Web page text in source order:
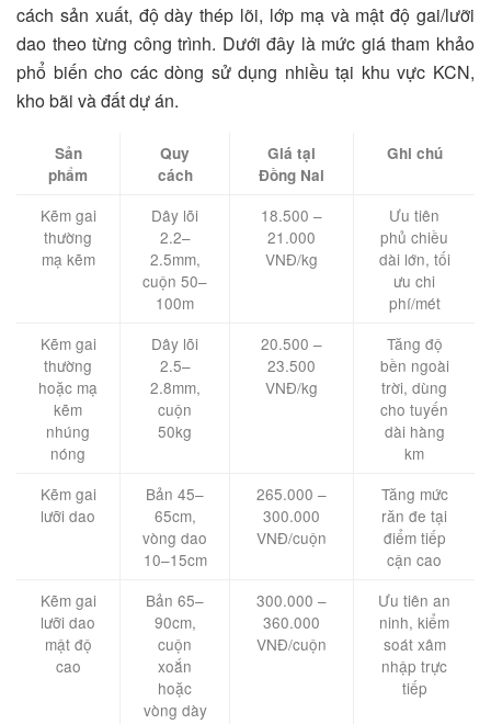
cách sản xuất, độ dày thép lõi, lớp mạ và mật độ gai/lưỡi
dao theo từng công trình. Dưới đây là mức giá tham khảo
phổ biến cho các dòng sử dụng nhiều tại khu vực KCN,
kho bãi và đất dự án.
Sản
phẩm
Quy
cách
Giá tại
Đồng Nai
Ghi chú
Kẽm gai
thường
mạ kẽm
Dây lõi
2.2–
2.5mm,
cuộn 50–
100m
18.500 –
21.000
VNĐ/kg
Ưu tiên
phủ chiều
dài lớn, tối
ưu chi
phí/mét
Kẽm gai
thường
hoặc mạ
kẽm
nhúng
nóng
Dây lõi
2.5–
2.8mm,
cuộn
50kg
20.500 –
23.500
VNĐ/kg
Tăng độ
bền ngoài
trời, dùng
cho tuyến
dài hàng
km
Kẽm gai
lưỡi dao
Bản 45–
65cm,
vòng dao
10–15cm
265.000 –
300.000
VNĐ/cuộn
Tăng mức
răn đe tại
điểm tiếp
cận cao
Kẽm gai
lưỡi dao
mật độ
cao
Bản 65–
90cm,
cuộn
xoắn
hoặc
vòng dày
300.000 –
360.000
VNĐ/cuộn
Ưu tiên an
ninh, kiểm
soát xâm
nhập trực
tiếp